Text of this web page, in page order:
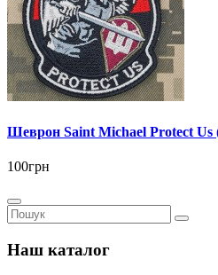
Шеврон Saint Michael Protect
100грн
Наш каталог